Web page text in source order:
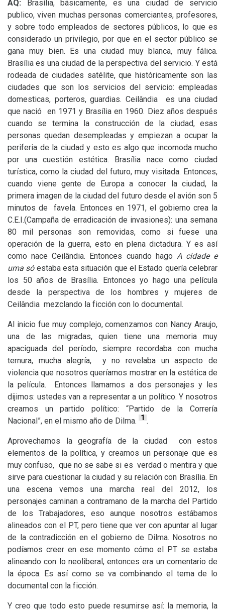
AQ: Brasília, básicamente, es una ciudad de servicio
publico, viven muchas personas comerciantes, profesores,
y sobre todo empleados de sectores públicos, lo que es
considerado un privilegio, por que en el sector público se
gana muy bien. Es una ciudad muy blanca, muy fálica.
Brasília es una ciudad de la perspectiva del servicio. Y está
rodeada de ciudades satélite, que históricamente son las
ciudades que son los servicios del servicio: empleadas
domesticas, porteros, guardias. Ceilândia es una ciudad
que nació en 1971 y Brasília en 1960. Diez años después
cuando se termina la construcción de la ciudad, esas
personas quedan desempleadas y empiezan a ocupar la
periferia de la ciudad y esto es algo que incomoda mucho
por una cuestión estética. Brasília nace como ciudad
turística, como la ciudad del futuro, muy visitada. Entonces,
cuando viene gente de Europa a conocer la ciudad, la
primera imagen de la ciudad del futuro desde el avión son 5
minutos de favela. Entonces en 1971, el gobierno crea la
C.E.I.(Campaña de erradicación de invasiones): una semana
80 mil personas son removidas, como si fuese una
operación de la guerra, esto en plena dictadura. Y es así
como nace Ceilândia. Entonces cuando hago A cidade e
uma sóestaba esta situación que el Estado quería celebrar
los 50 años de Brasília. Entonces yo hago una película
desde la perspectiva de los hombres y mujeres de
Ceilândia mezclando la ficción con lo documental.
Al inicio fue muy complejo, comenzamos con Nancy Araujo,
una de las migradas, quien tiene una memoria muy
apaciguada del período, siempre recordaba con mucha
ternura, mucha alegría, y no revelaba un aspecto de
violencia que nosotros queríamos mostrar en la estética de
la película. Entonces llamamos a dos personajes y les
dijimos: ustedes van a representar a un político. Y nosotros
creamos un partido político: “Partido de la Correría
Nacional”, en el mismo año de Dilma.
1 .
Aprovechamos la geografía de la ciudad con estos
elementos de la política, y creamos un personaje que es
muy confuso, que no se sabe si es verdad o mentira y que
sirve para cuestionar la ciudad y su relación con Brasília. En
una escena vemos una marcha real del 2012, los
personajes caminan a contramano de la marcha del Partido
de los Trabajadores, eso aunque nosotros estábamos
alineados con el PT, pero tiene que ver con apuntar al lugar
de la contradicción en el gobierno de Dilma. Nosotros no
podíamos creer en ese momento cómo el PTse estaba
alineando con lo neoliberal, entonces era un comentario de
la época. Es así como se va combinando el tema de lo
documental con la ficción.
Y creo que todo esto puede resumirse así: la memoria, la